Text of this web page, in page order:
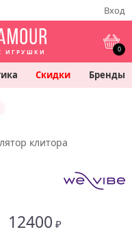
Вход
ИГРУШКИ 0
Скидки Бренды
клитора
12400 ₽